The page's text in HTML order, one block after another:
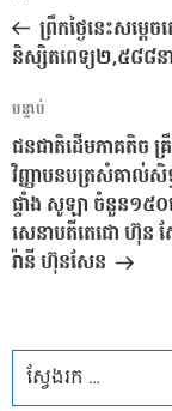
នាំទិស​
ប្រកាស
មុន ព្រឹកថ្ងៃនេះសម្ត
និស្សិតពេទ្យ២,៥៨៨ន
អត្ថបទ
បន្ទាប់
បន្ទាប់
ជនជាតិដើមភាគតិច
វិញ្ញាបនបត្រសំគាល់
ផ្ទាំង សូឡា ចំនួន១៥០
សេនាបតីតេជោ ហ៊ុន ស
រ៉ានី ហ៊ុនសែន